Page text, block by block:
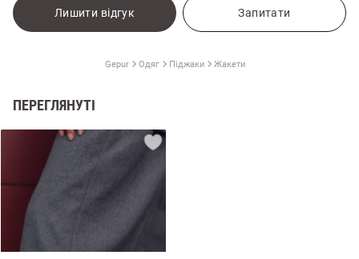
Лишити відгук Запитати
Gepur Одяг Піджаки Жакети
ПЕРЕГЛЯНУТІ